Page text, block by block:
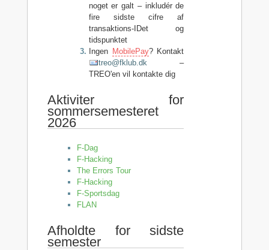
noget er galt – inkludér de
fire sidste cifre af
transaktions-IDet og
tidspunktet
Ingen MobilePay? Kontakt
treo@fklub.dk –
TREO'en vil kontakte dig
Aktiviter for
sommersemesteret
2026
F-Dag
F-Hacking
The Errors Tour
F-Hacking
F-Sportsdag
FLAN
Afholdte for sidste
semester